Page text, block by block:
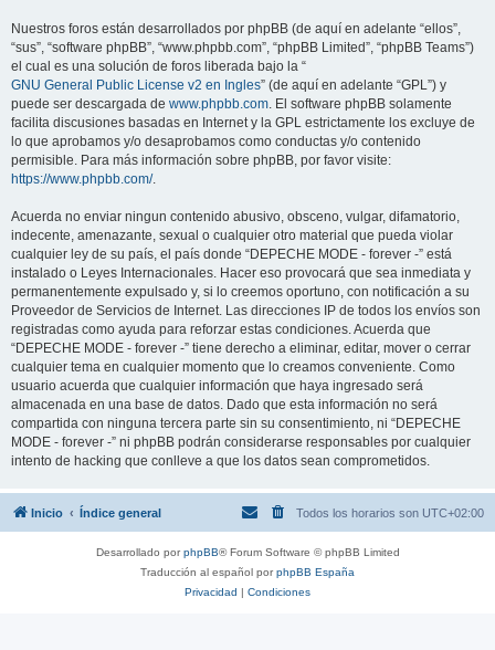
Nuestros foros están desarrollados por phpBB (de aquí en adelante “ellos”,
“sus”, “software phpBB”, “www.phpbb.com”, “phpBB Limited”, “phpBB Teams”)
el cual es una solución de foros liberada bajo la “
GNU General Public License v2 en Ingles” (de aquí en adelante “GPL”) y
puede ser descargada de www.phpbb.com. El software phpBB solamente
facilita discusiones basadas en Internet y la GPL estrictamente los excluye de
lo que aprobamos y/o desaprobamos como conductas y/o contenido
permisible. Para más información sobre phpBB, por favor visite:
https://www.phpbb.com/.
Acuerda no enviar ningun contenido abusivo, obsceno, vulgar, difamatorio,
indecente, amenazante, sexual o cualquier otro material que pueda violar
cualquier ley de su país, el país donde “DEPECHE MODE - forever -” está
instalado o Leyes Internacionales. Hacer eso provocará que sea inmediata y
permanentemente expulsado y, si lo creemos oportuno, con notificación a su
Proveedor de Servicios de Internet. Las direcciones IP de todos los envíos son
registradas como ayuda para reforzar estas condiciones. Acuerda que
“DEPECHE MODE - forever -” tiene derecho a eliminar, editar, mover o cerrar
cualquier tema en cualquier momento que lo creamos conveniente. Como
usuario acuerda que cualquier información que haya ingresado será
almacenada en una base de datos. Dado que esta información no será
compartida con ninguna tercera parte sin su consentimiento, ni “DEPECHE
MODE - forever -” ni phpBB podrán considerarse responsables por cualquier
intento de hacking que conlleve a que los datos sean comprometidos.
Inicio Índice general Todos los horarios son UTC+02:00
Desarrollado porphpBB® Forum Software © phpBB Limited
Traducción al español porphpBB España
Privacidad | Condiciones